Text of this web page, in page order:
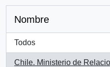
Nombre
Todos
Chile. Ministerio de